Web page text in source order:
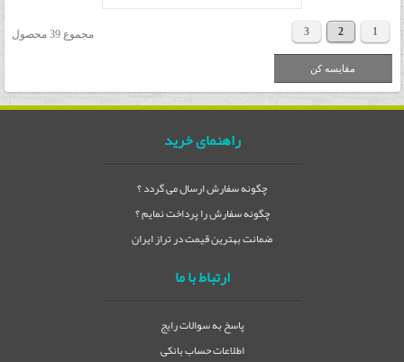
1
2
3 مجموع 39 محصول
راهنمای خرید
چگونه سفارش ارسال می گردد ؟
چگونه سفارش را پرداخت نمایم ؟
ضمانت بهترین قیمت در تراز ایران
ارتباط با ما
پاسخ به سوالات رایج
اطلاعات حساب بانکی